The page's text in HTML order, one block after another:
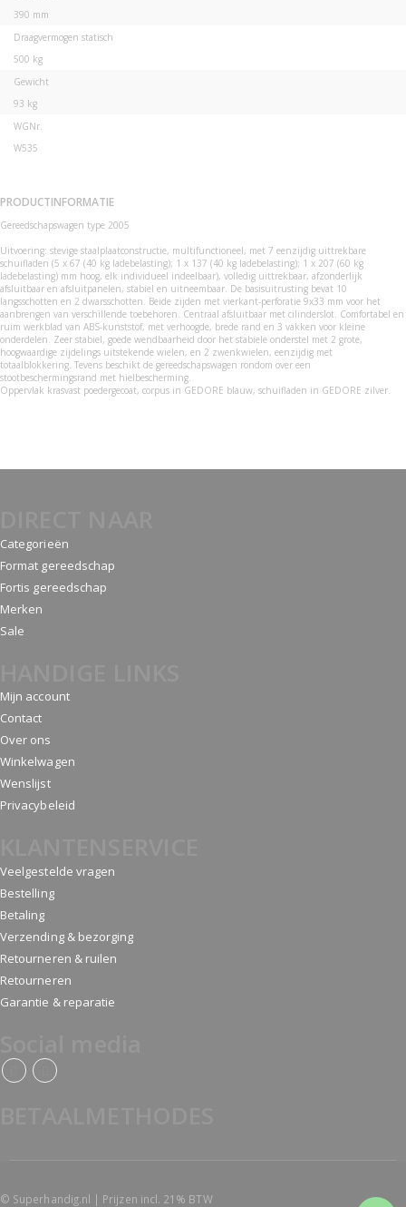
PRODUCTINFORMATIE
Gereedschapswagen type 2005
Uitvoering: stevige staalplaatconstructie, multifunctioneel, met 7 eenzijdig uittrekbare
schuifladen (5 x 67 (40 kg ladebelasting); 1 x 137 (40 kg ladebelasting); 1 x 207 (60 kg
ladebelasting) mm hoog, elk individueel indeelbaar), volledig uittrekbaar, afzonderlijk
afsluitbaar en afsluitpanelen, stabiel en uitneembaar. De basisuitrusting bevat 10
langsschotten en 2 dwarsschotten. Beide zijden met vierkant-perforatie 9x33 mm voor het
aanbrengen van verschillende toebehoren. Centraal afsluitbaar met cilinderslot. Comfortabel en
ruim werkblad van ABS-kunststof, met verhoogde, brede rand en 3 vakken voor kleine
onderdelen. Zeer stabiel, goede wendbaarheid door het stabiele onderstel met 2 grote,
hoogwaardige zijdelings uitstekende wielen, en 2 zwenkwielen, eenzijdig met
totaalblokkering. Tevens beschikt de gereedschapswagen rondom over een
stootbeschermingsrand met hielbescherming.
Oppervlak krasvast poedergecoat, corpus in GEDORE blauw, schuifladen in GEDORE zilver.
390 mm
Draagvermogen statisch
500 kg
Gewicht
93 kg
WGNr.
W535
Categorieën
Format gereedschap
Fortis gereedschap
Merken
Sale
Mijn account
Contact
Over ons
Winkelwagen
Wenslijst
Privacybeleid
Veelgestelde vragen
Bestelling
Betaling
Verzending & bezorging
Retourneren & ruilen
Retourneren
Garantie & reparatie
© Superhandig.nl | Prijzen incl. 21% BTW